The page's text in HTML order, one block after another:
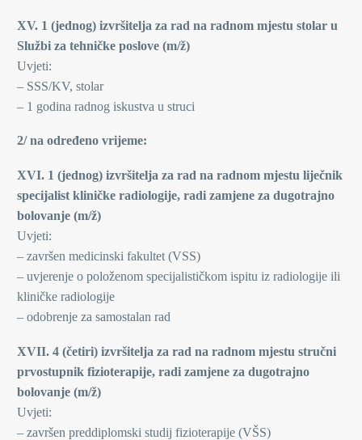
XV. 1 (jednog) izvršitelja za rad na radnom mjestu stolar u
Službi za tehničke poslove (m/ž)
Uvjeti:
– SSS/KV, stolar
– 1 godina radnog iskustva u struci
2/ na određeno vrijeme:
XVI. 1 (jednog) izvršitelja za rad na radnom mjestu liječnik
specijalist kliničke radiologije, radi zamjene za dugotrajno
bolovanje (m/ž)
Uvjeti:
– završen medicinski fakultet (VSS)
– uvjerenje o položenom specijalističkom ispitu iz radiologije ili
kliničke radiologije
– odobrenje za samostalan rad
XVII. 4 (četiri) izvršitelja za rad na radnom mjestu stručni
prvostupnik fizioterapije, radi zamjene za dugotrajno
bolovanje (m/ž)
Uvjeti:
– završen preddiplomski studij fizioterapije (VŠS)